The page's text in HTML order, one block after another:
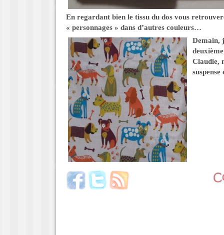
En regardant bien le tissu du dos vous
« personnages » dans d’autres couleurs…
Demain,
Claudie,